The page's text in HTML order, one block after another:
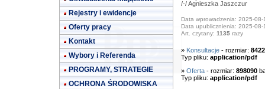
Rejestry i ewidencje
Oferty pracy
Kontakt
Wybory i Referenda
PROGRAMY, STRATEGIE
OCHRONA ŚRODOWISKA
/-/ Agnieszka Jaszczur
Data wprowadzenia: 2025-08-
Data upublicznienia: 2025-08-
Art. czytany: 1135razy
» Konsultacje- rozmiar:
Typ pliku: application/pdf
» Oferta- rozmiar: 898090
Typ pliku: application/pdf